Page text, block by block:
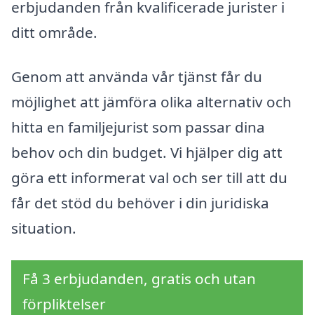
erbjudanden från kvalificerade jurister i
ditt område.
Genom att använda vår tjänst får du
möjlighet att jämföra olika alternativ och
hitta en familjejurist som passar dina
behov och din budget. Vi hjälper dig att
göra ett informerat val och ser till att du
får det stöd du behöver i din juridiska
situation.
Få 3 erbjudanden, gratis och utan
förpliktelser